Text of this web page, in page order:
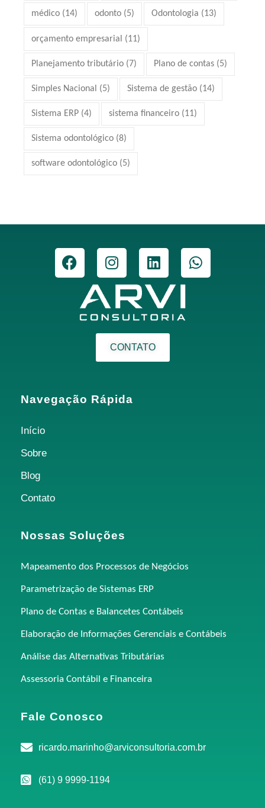
médico (14) odonto (5) Odontologia (13)
orçamento empresarial (11)
Planejamento tributário (7) Plano de contas (5)
Simples Nacional (5) Sistema de gestão (14)
Sistema ERP (4) sistema financeiro (11)
Sistema odontológico (8)
software odontológico (5)
CONTATO
Navegação Rápida
Início
Sobre
Blog
Contato
Nossas Soluções
Mapeamento dos Processos de Negócios
Parametrização de Sistemas ERP
Plano de Contas e Balancetes Contábeis
Elaboração de Informações Gerenciais e Contábeis
Análise das Alternativas Tributárias
Assessoria Contábil e Financeira
Fale Conosco
ricardo.marinho@arviconsultoria.com.br
(61) 9 9999-1194